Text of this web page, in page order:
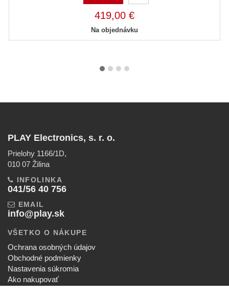
419,00 €
Na objednávku
PLAY Electronics, s. r. o.
Prielohy 1166/1D,
010 07 Žilina
INFOLINKA
041/56 40 756
EMAIL
info@play.sk
VŠETKO O NÁKUPE
Ochrana osobných údajov
Obchodné podmienky
Nastavenia súkromia
Ako nakupovať